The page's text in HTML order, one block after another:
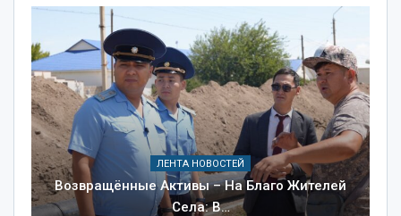
ЛЕНТА НОВОСТЕЙ
Возвращённые Активы – На Благо Жителей
Села: В…